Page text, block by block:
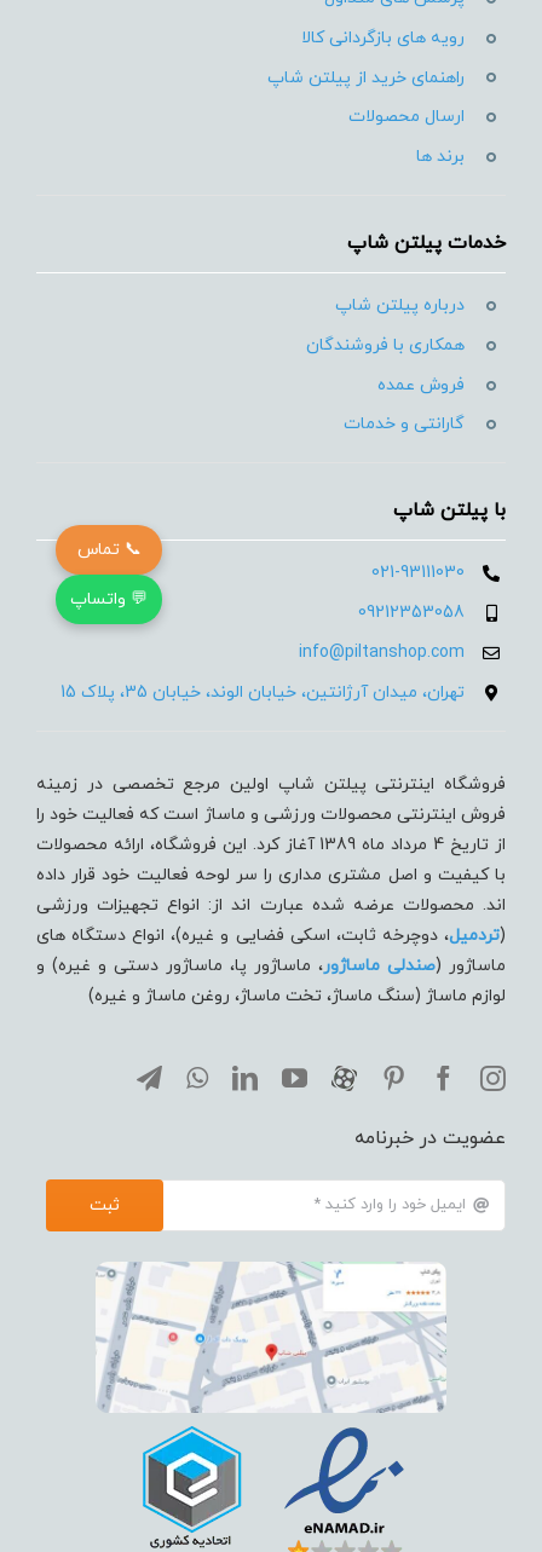
رویه های بازگردانی کالا
راهنمای خرید از پیلتن شاپ
ارسال محصولات
برند ها
خدمات پیلتن شاپ
درباره پیلتن شاپ
همکاری با فروشندگان
فروش عمده
گارانتی و خدمات
با پیلتن شاپ
021-93111030
09212353058
info@piltanshop.com
تهران، میدان آرژانتین، خیابان الوند، خیابان 35، پلاک 15
فروشگاه اینترنتی پیلتن شاپ اولین مرجع تخصصی در زمینه
فروش اینترنتی محصولات ورزشی و ماساژ است که فعالیت خود را
از تاریخ 4 مرداد ماه 1389 آغاز کرد. این فروشگاه، ارائه محصولات
با کیفیت و اصل مشتری مداری را سر لوحه فعالیت خود قرار داده
اند. محصولات عرضه شده عبارت اند از: انواع تجهیزات ورزشی
(تردميل، دوچرخه ثابت، اسکی فضایی و غیره)، انواع دستگاه های
ماساژور (صندلی ماساژور، ماساژور پا، ماساژور دستی و غیره) و
لوازم ماساژ (سنگ ماساژ، تخت ماساژ، روغن ماساژ و غیره)
عضویت در خبرنامه
ثبت
📞 تماس
💬 واتساپ